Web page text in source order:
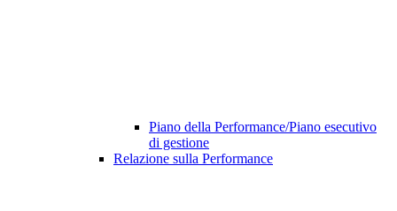
Piano della Performance/Piano esecutivo
di gestione
Relazione sulla Performance